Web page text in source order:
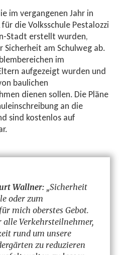
im vergangenen Jahr in
die Volksschule Pestalozzi
Stadt erstellt wurden,
Sicherheit am Schulweg ab.
im
aufgezeigt wurden und
baulichen
dienen sollen. Die Pläne
an die
sind kostenlos auf
Wallner: „Sicherheit
oder zum
mich oberstes Gebot.
alle Verkehrsteilnehmer,
rund um unsere
zu reduzieren